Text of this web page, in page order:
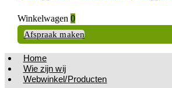
Winkelwagen 0
Afspraak maken
Home
Wie zijn wij
Webwinkel/Producten